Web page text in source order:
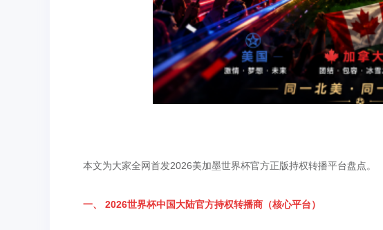
本文为大家全网首发2026美加墨世界杯官方正版持权转播平台盘点。
一、 2026世界杯中国大陆官方持权转播商（核心平台）